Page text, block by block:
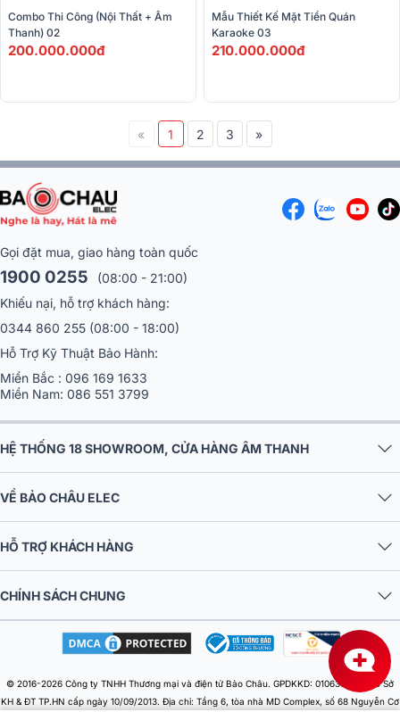
Combo Thi Công (Nội Thất + Âm
Thanh) 02
200.000.000đ
Mẫu Thiết Kế Mặt Tiền Quán
Karaoke 03
210.000.000đ
« 1 2 3 »
Gọi đặt mua, giao hàng toàn quốc
1900 0255
(08:00 - 21:00)
Khiếu nại, hỗ trợ khách hàng:
0344 860 255 (08:00 - 18:00)
Hỗ Trợ Kỹ Thuật Bảo Hành:
Miền Bắc : 096 169 1633
Miền Nam: 086 551 3799
HỆ THỐNG 18 SHOWROOM, CỬA HÀNG ÂM THANH
VỀ BẢO CHÂU ELEC
HỖ TRỢ KHÁCH HÀNG
CHÍNH SÁCH CHUNG
© 2016-2026 Công ty TNHH Thương mại và điện tử Bảo Châu. GPDKKD: 0106303879 do Sở
KH & ĐT TP.HN cấp ngày 10/09/2013. Địa chỉ: Tầng 6, tòa nhà MD Complex, số 68 Nguyễn Cơ